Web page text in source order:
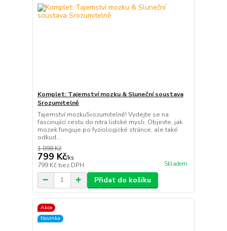
Komplet: Tajemství mozku & Sluneční soustava
Srozumitelně
Tajemství mozkuSrozumitelně! Vydejte se na
fascinující cestu do nitra lidské mysli. Objevte, jak
mozek funguje po fyziologické stránce, ale také
odkud...
1 098 Kč
799 Kč/ks
799 Kč bez DPH Skladem
Přidat do košíku
Akce
Novinka